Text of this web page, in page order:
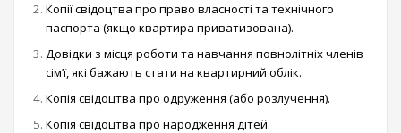
Копії свідоцтва про право власності та технічного
паспорта (якщо квартира приватизована).
Довідки з місця роботи та навчання повнолітніх членів
сім’ї, які бажають стати на квартирний облік.
Копія свідоцтва про одруження (або розлучення).
Копія свідоцтва про народження дітей.